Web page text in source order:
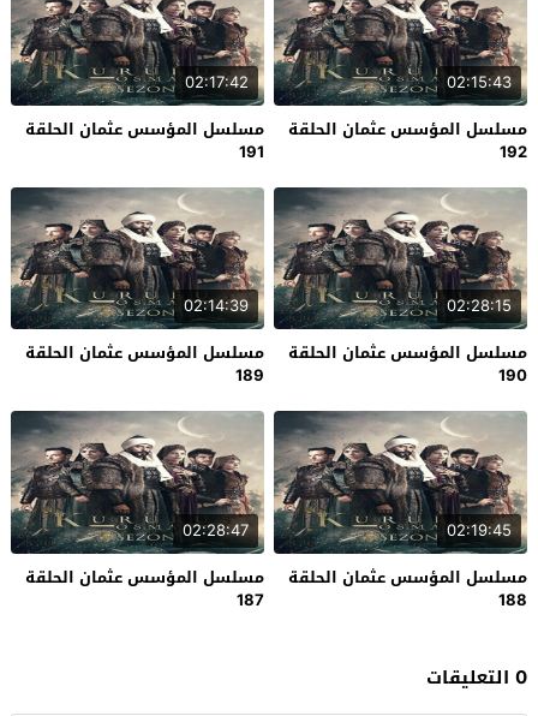
02:15:43
مسلسل المؤسس عثمان الحلقة
192
02:17:42
مسلسل المؤسس عثمان الحلقة
191
02:28:15
مسلسل المؤسس عثمان الحلقة
190
02:14:39
مسلسل المؤسس عثمان الحلقة
189
02:19:45
مسلسل المؤسس عثمان الحلقة
188
02:28:47
مسلسل المؤسس عثمان الحلقة
187
0 التعليقات